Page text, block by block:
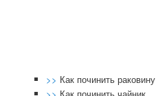
>> Как починить раковину
>> Как починить чайник